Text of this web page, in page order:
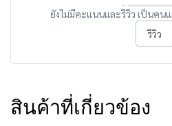
ยังไม่มีคะแนนและรีวิว เป็นคน
รีวิว
สินค้าที่เกี่ยวข้อง